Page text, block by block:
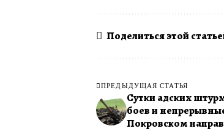
Поделиться этой
ПРЕДЫДУЩАЯ СТАТЬЯ
Сутки адских
боев и
Покровском